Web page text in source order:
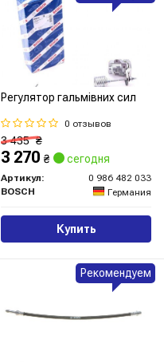
Регулятор гальмівних сил
0 отзывов
3 435₴
3 270 ₴ сегодня
Артикул:
0 986 482 033
BOSCH
Германия
Купить
Рекомендуем